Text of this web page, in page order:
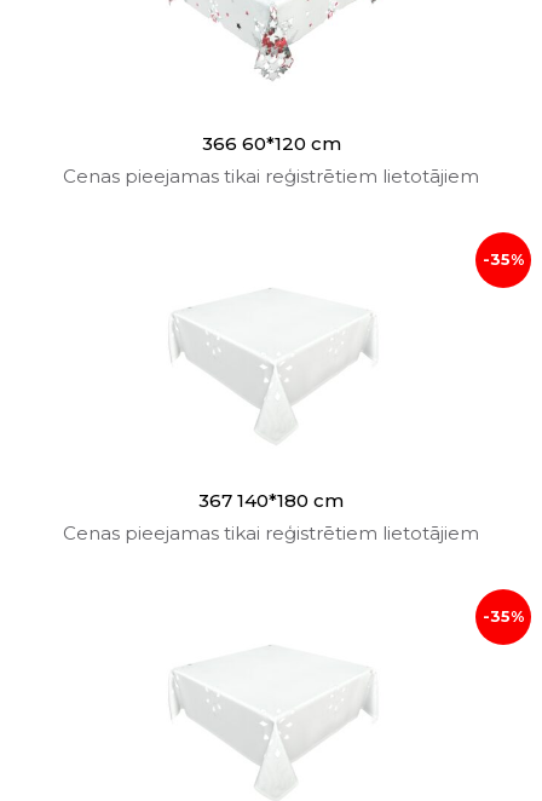
366 60*120 cm
Cenas pieejamas tikai reģistrētiem lietotājiem
-35%
367 140*180 cm
Cenas pieejamas tikai reģistrētiem lietotājiem
-35%